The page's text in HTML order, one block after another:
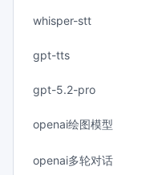
whisper-stt
gpt-tts
gpt-5.2-pro
openai绘图模型
openai多轮对话